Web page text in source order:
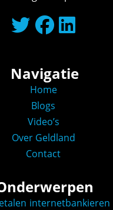
Navigatie
Home
Blogs
Video’s
Over Geldland
Contact
internetbankieren